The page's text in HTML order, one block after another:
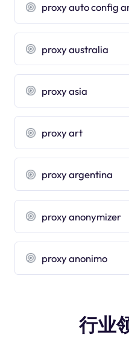
proxy auto config
proxy australia
proxy asia
proxy art
proxy argentina
proxy anonymizer
proxy anonimo
行业